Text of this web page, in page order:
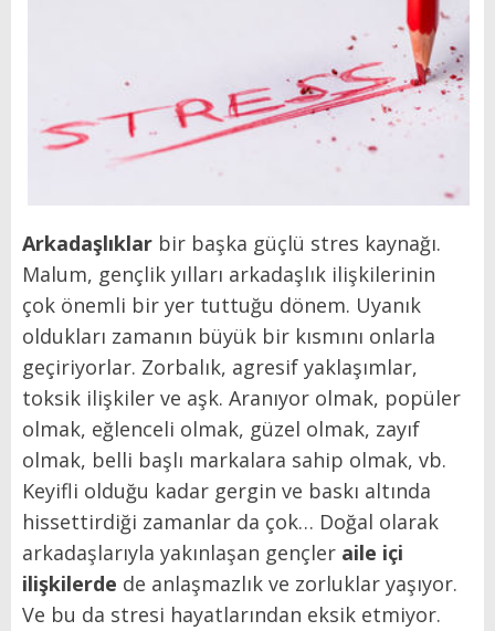
Arkadaşlıklar bir başka güçlü stres kaynağı.
Malum, gençlik yılları arkadaşlık ilişkilerinin
çok önemli bir yer tuttuğu dönem. Uyanık
oldukları zamanın büyük bir kısmını onlarla
geçiriyorlar. Zorbalık, agresif yaklaşımlar,
toksik ilişkiler ve aşk. Aranıyor olmak, popüler
olmak, eğlenceli olmak, güzel olmak, zayıf
olmak, belli başlı markalara sahip olmak, vb.
Keyifli olduğu kadar gergin ve baskı altında
hissettirdiği zamanlar da çok… Doğal olarak
arkadaşlarıyla yakınlaşan gençler aile içi
ilişkilerde de anlaşmazlık ve zorluklar yaşıyor.
Ve bu da stresi hayatlarından eksik etmiyor.